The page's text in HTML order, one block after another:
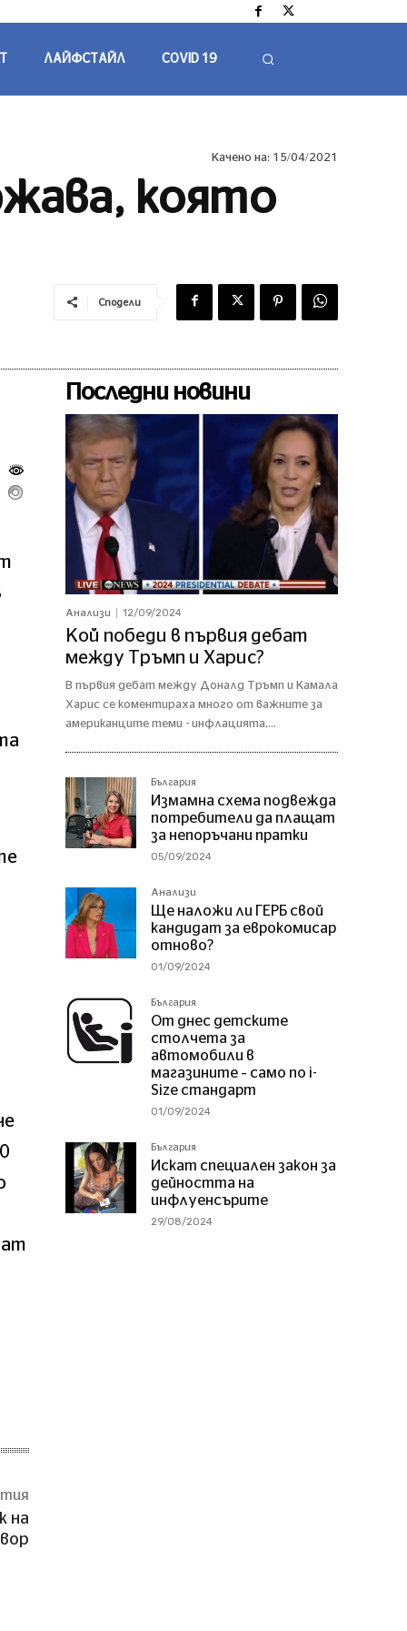
ЛАЙФСТАЙЛ COVID 19
Качено на: 15/04/2021
която
Сподели
на
Последни новини
Анализи 12/09/2024
Кой победи в първия дебат
между Тръмп и Харис?
В първия дебат между Доналд Тръмп и Камала
Харис се коментираха много от важните за
американците теми - инфлацията,...
България
Измамна схема подвежда
потребители да плащат
за непоръчани пратки
05/09/2024
Анализи
Ще наложи ли ГЕРБ свой
кандидат за еврокомисар
отново?
01/09/2024
България
От днес детските
столчета за
автомобили в
магазините – само по i-
Size стандарт
01/09/2024
България
Искат специален закон за
дейността на
инфлуенсърите
29/08/2024